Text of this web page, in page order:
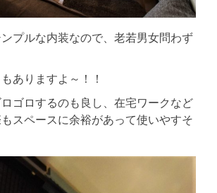
プルな内装なので、老若男女問わず
ありますよ～！！
ゴロするのも良し、在宅ワークなど
スペースに余裕があって使いやすそ